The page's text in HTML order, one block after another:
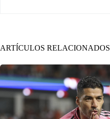
ARTÍCULOS RELACIONADOS